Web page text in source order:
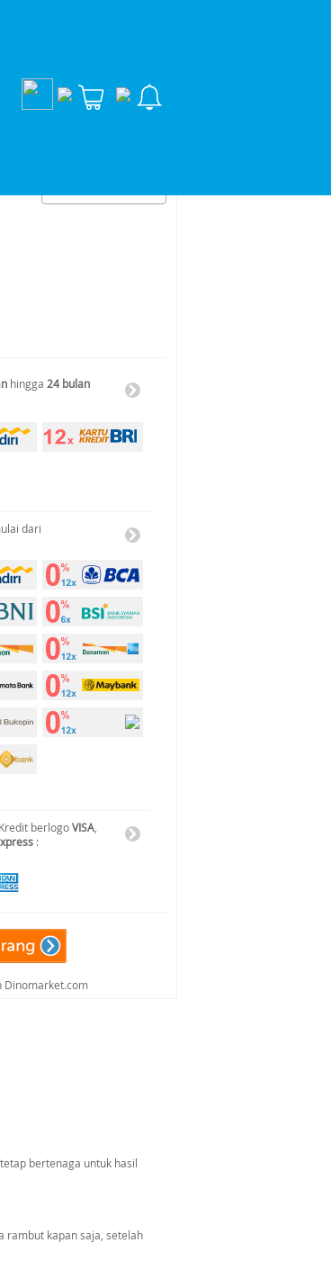
hingga 24 bulan
dari
berlogoVISA
:
Dinomarket.com
bertenaga untuk hasil
rambut kapan saja, setelah